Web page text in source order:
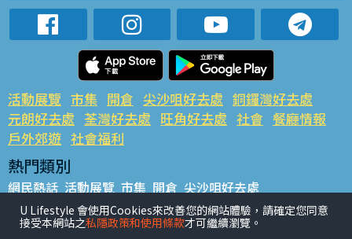
活動展覽 市集 開倉 尖沙咀好去處 銅鑼灣好去處
元朗好去處 荃灣好去處 旺角好去處 社會 餐廳情報
戶外郊遊 社會福利
熱門類別
網民熱話 活動展覽 市集 開倉 尖沙咀好去處
銅鑼灣好去處 元朗好去處 荃灣好去處 旺角好去處 社會
餐廳情報 戶外郊遊
U Lifestyle 會使用Cookies來改善您的網站體驗，請確定您同意
接受本網站之私隱政策和使用條款才可繼續瀏覽。